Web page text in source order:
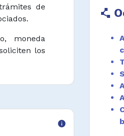
de
moneda
los
dinero en
info
polyline